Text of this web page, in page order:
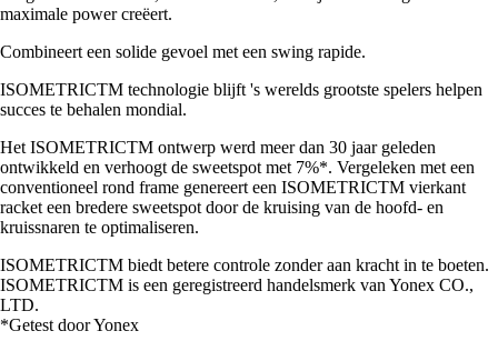
maximale power creëert.
Combineert een solide gevoel met een swing rapide.
ISOMETRICTM technologie blijft 's werelds grootste spelers helpen
succes te behalen mondial.
Het ISOMETRICTM ontwerp werd meer dan 30 jaar geleden
ontwikkeld en verhoogt de sweetspot met 7%*. Vergeleken met een
conventioneel rond frame genereert een ISOMETRICTM vierkant
racket een bredere sweetspot door de kruising van de hoofd- en
kruissnaren te optimaliseren.
ISOMETRICTM biedt betere controle zonder aan kracht in te boeten.
ISOMETRICTM is een geregistreerd handelsmerk van Yonex CO.,
LTD.
*Getest door Yonex